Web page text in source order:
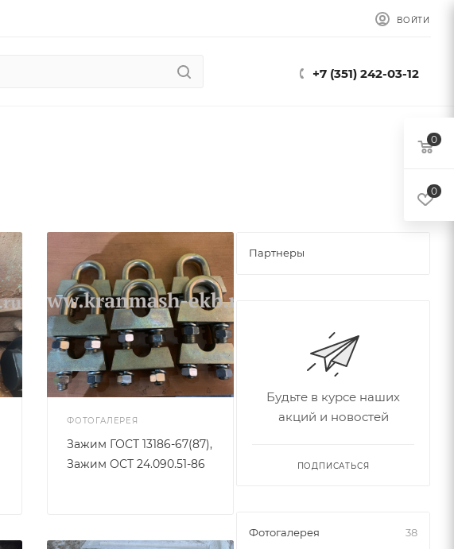
ВОЙТИ
+7 (351) 242-03-12
ФОТОГАЛЕРЕЯ
Зажим ГОСТ 13186-67(87),
Зажим ОСТ 24.090.51-86
Партнеры
Будьте в курсе наших
акций и новостей
ПОДПИСАТЬСЯ
Фотогалерея 38
0
0